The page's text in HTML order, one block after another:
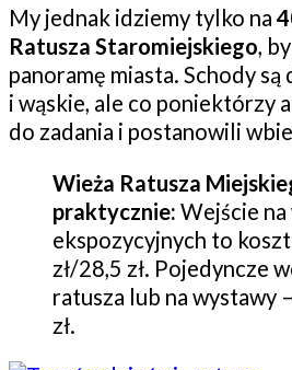
My jednak idziemy tylko na
Ratusza Staromiejskiego,
panoramę miasta. Schody są
i wąskie, ale co poniektórzy
do zadania i postanowili
Wieża Ratusza
praktycznie: Wejście na
ekspozycyjnych to
zł/28,5 zł. Pojedyncze
ratusza lub na wystawy
zł.